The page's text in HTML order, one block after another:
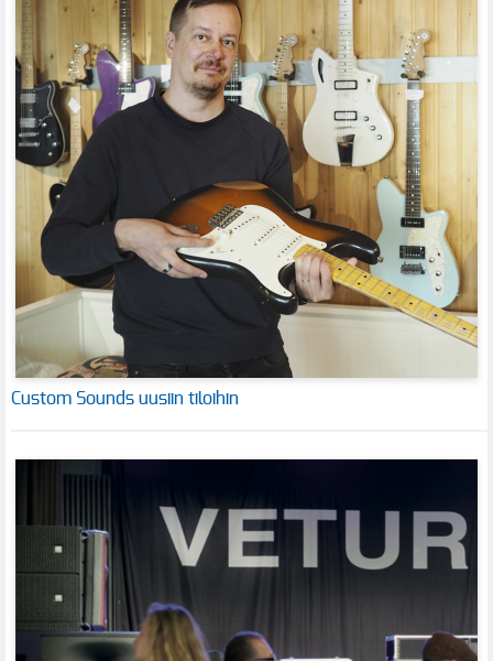
Custom Sounds uusiin tiloihin